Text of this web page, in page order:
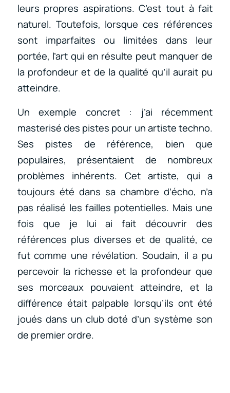
leurs propres aspirations. C’est tout à fait
naturel. Toutefois, lorsque ces références
sont imparfaites ou limitées dans leur
portée, l’art qui en résulte peut manquer de
la profondeur et de la qualité qu’il aurait pu
atteindre.
Un exemple concret : j’ai récemment
masterisé des pistes pour un artiste techno.
Ses pistes de référence, bien que
populaires, présentaient de nombreux
problèmes inhérents. Cet artiste, qui a
toujours été dans sa chambre d’écho, n’a
pas réalisé les failles potentielles. Mais une
fois que je lui ai fait découvrir des
références plus diverses et de qualité, ce
fut comme une révélation. Soudain, il a pu
percevoir la richesse et la profondeur que
ses morceaux pouvaient atteindre, et la
différence était palpable lorsqu’ils ont été
joués dans un club doté d’un système son
de premier ordre.